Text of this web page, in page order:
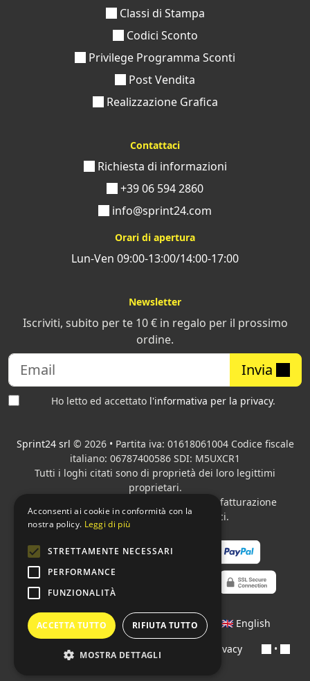
Classi di Stampa
Codici Sconto
Privilege Programma Sconti
Post Vendita
Realizzazione Grafica
Contattaci
Richiesta di informazioni
+39 06 594 2860
info@sprint24.com
Orari di apertura
Lun-Ven 09:00-13:00/14:00-17:00
Newsletter
Iscriviti, subito per te 10 € in regalo per il prossimo
ordine.
Invia
Ho letto ed accettato l'informativa per la privacy.
Sprint24 srl © 2026 • Partita iva: 01618061004 Codice fiscale
italiano: 06787400586 SDI: M5UXCR1
Tutti i loghi citati sono di proprietà dei loro legittimi
proprietari.
adibita alla fatturazione
elettronica per gli Enti pubblici.
Lingue: 🇮🇹 Italiano • 🇫🇷 Français
🇬🇧 English
• Condizioni di pagamento Privacy •
Acconsenti ai cookie in conformità con la
nostra policy. Leggi di più
STRETTAMENTE NECESSARI
PERFORMANCE
FUNZIONALITÀ
ACCETTA TUTTO RIFIUTA TUTTO
MOSTRA DETTAGLI